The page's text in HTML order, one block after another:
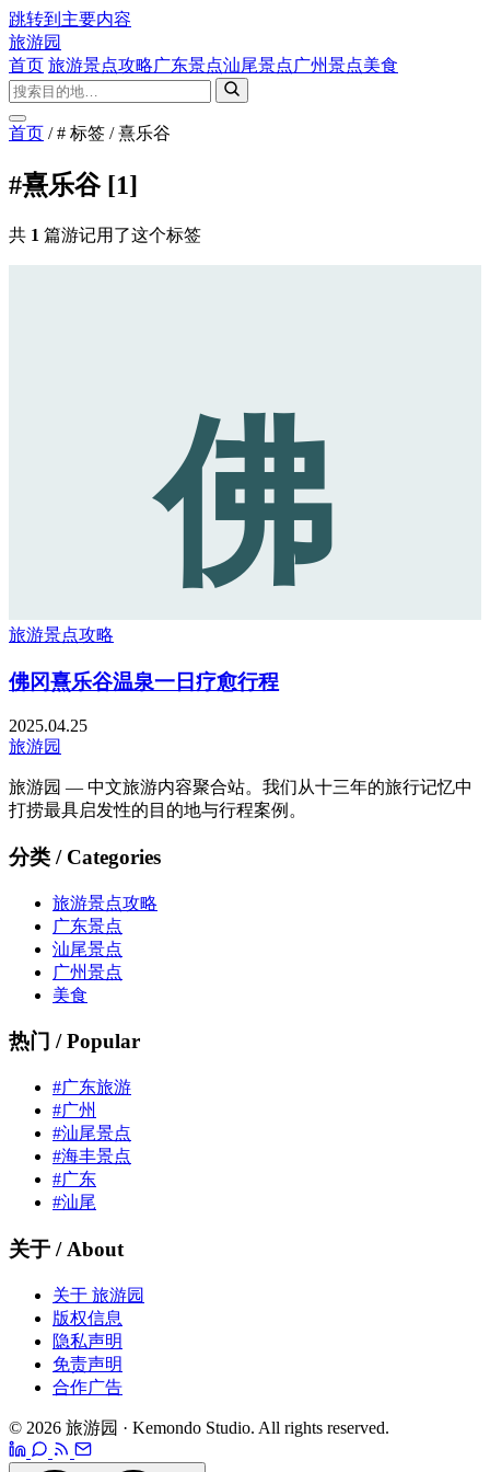
跳转到主要内容
旅游园
首页 旅游景点攻略广东景点汕尾景点广州景点美食
首页 / # 标签 / 熹乐谷
#熹乐谷 [1]
共 1 篇游记用了这个标签
佛
旅游景点攻略
佛冈熹乐谷温泉一日疗愈行程
2025.04.25
旅游园
旅游园 — 中文旅游内容聚合站。我们从十三年的旅行记忆中
打捞最具启发性的目的地与行程案例。
分类 / Categories
旅游景点攻略
广东景点
汕尾景点
广州景点
美食
热门 / Popular
#广东旅游
#广州
#汕尾景点
#海丰景点
#广东
#汕尾
关于 / About
关于 旅游园
版权信息
隐私声明
免责声明
合作广告
© 2026 旅游园 · Kemondo Studio. All rights reserved.